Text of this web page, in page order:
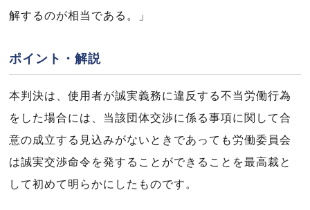
解するのが相当である。」
ポイント・解説
本判決は、使用者が誠実義務に違反する不当労働行為
をした場合には、当該団体交渉に係る事項に関して合
意の成立する見込みがないときであっても労働委員会
は誠実交渉命令を発することができることを最高裁と
して初めて明らかにしたものです。